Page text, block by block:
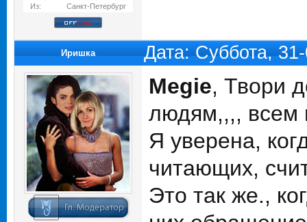
Из:
Санкт-Петербург
Иришка Дата: Суббота,
Megie, Твори
людям,,,, всем
Я уверена,
читающих,
Это так же.,